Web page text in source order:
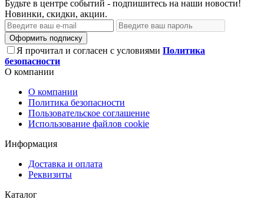
Будьте в центре событий - подпишитесь на наши новости!
Новинки, скидки, акции.
Оформить подписку
Я прочитал и согласен с условиями Политика
безопасности
О компании
О компании
Политика безопасности
Пользовательское соглашение
Использование файлов cookie
Информация
Доставка и оплата
Реквизиты
Каталог